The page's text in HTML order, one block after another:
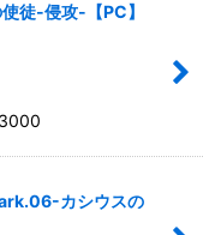
徒-侵攻-【PC】
カシウスの